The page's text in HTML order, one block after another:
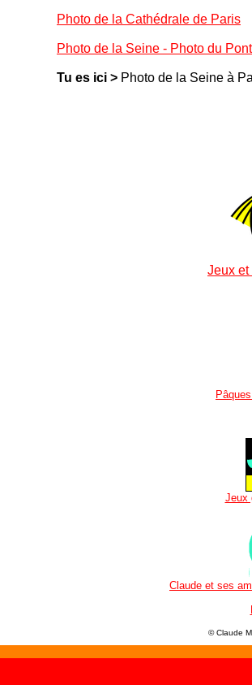
Photo de la Cathédrale de Paris
Photo de la Seine - Photo du
Tu es ici > Photo de la Seine à
Jeux
Jeux
Claude et ses
© Claude